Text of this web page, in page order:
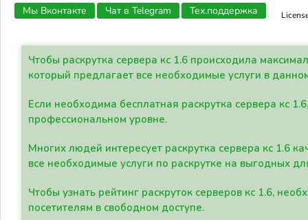
Мы Вконтакте Чат в Telegram Тех.поддержка
Чтобы раскрутка сервера кс 1.6 происходила
который предлагает все необходимые услуги в
Если необходима бесплатная раскрутка сервера кс
профессиональном уровне.
Многих людей интересует раскрутка сервера кс 1.6
все необходимые услуги по раскрутке на выгодных
Чтобы узнать рейтинг раскруток серверов кс 1.6,
посетителям в свободном доступе.